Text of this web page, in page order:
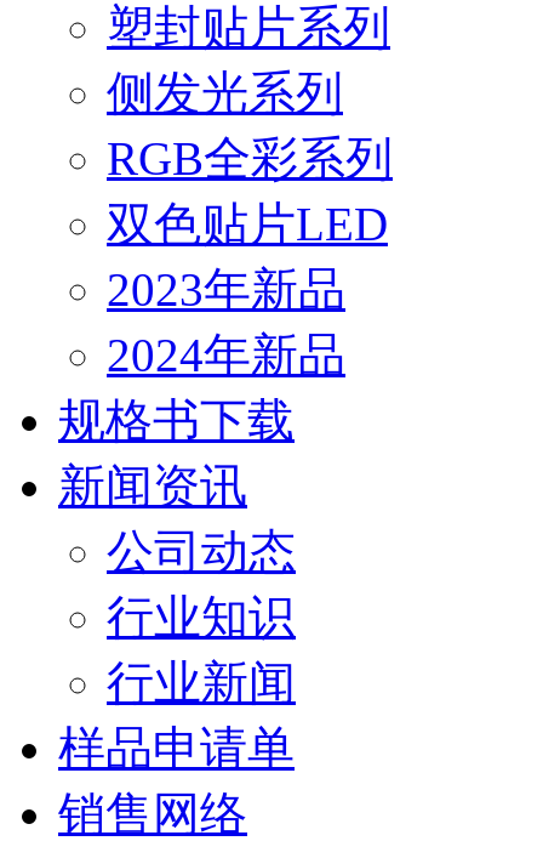
塑封贴片系列
侧发光系列
RGB全彩系列
双色贴片LED
2023年新品
2024年新品
规格书下载
新闻资讯
公司动态
行业知识
行业新闻
样品申请单
销售网络